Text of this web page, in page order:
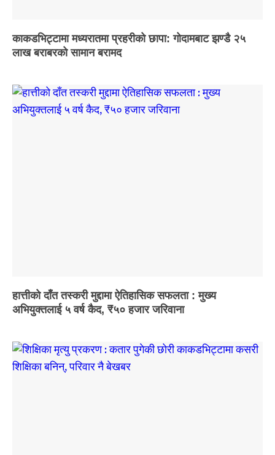
काकडभिट्टामा मध्यरातमा प्रहरीको छापा: गोदामबाट झण्डै २५
लाख बराबरको सामान बरामद
हात्तीको दाँत तस्करी मुद्दामा ऐतिहासिक सफलता : मुख्य
अभियुक्तलाई ५ वर्ष कैद, ₹५० हजार जरिवाना